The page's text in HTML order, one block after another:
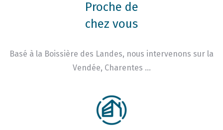
Proche de
chez vous
Basé à la Boissière des Landes, nous intervenons sur la
Vendée, Charentes …